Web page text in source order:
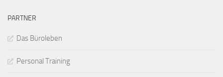
PARTNER
Das Büroleben
Personal Training